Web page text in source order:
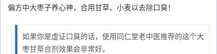
偏方中大枣子养心神，合用甘草、小麦以去除口臭！
如果你是虚证口臭的话，使用同仁堂老中医推荐的这个大
枣甘草合剂效果会非常好。